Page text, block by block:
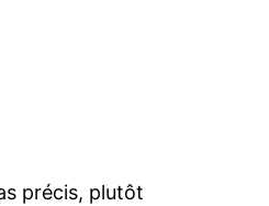
précis, plutôt